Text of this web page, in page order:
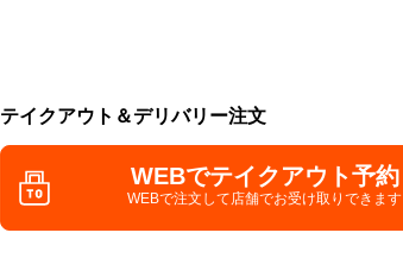
テイクアウト＆デリバリー注文
WEBでテイクアウト予約
WEBで注文して 店舗でお受け取りできます